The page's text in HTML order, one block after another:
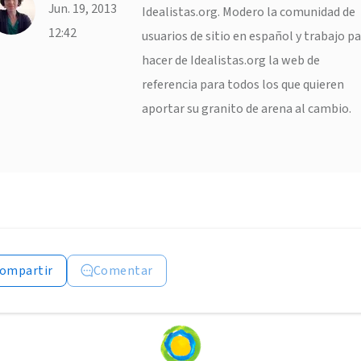
Jun. 19, 2013
12:42
Idealistas.org. Modero la comunidad de
usuarios de sitio en español y trabajo
hacer de Idealistas.org la web de
referencia para todos los que quieren
aportar su granito de arena al cambio.
Comentar
Loading